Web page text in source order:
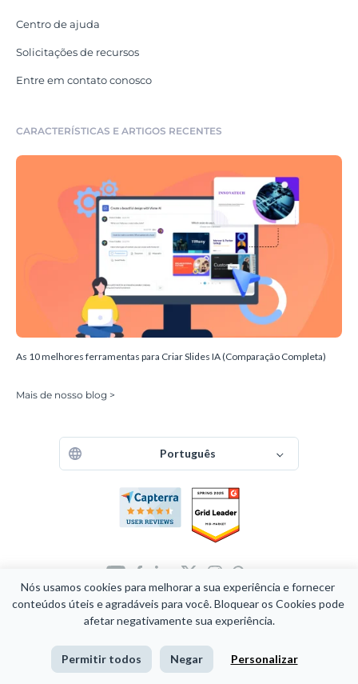
Nós usamos cookies para melhorar a sua experiência e fornecer
conteúdos úteis e agradáveis para você. Bloquear os Cookies pode
afetar negativamente sua experiência.
Permitir todos Negar Personalizar
Centro de ajuda
Solicitações de recursos
Entre em contato conosco
CARACTERÍSTICAS E ARTIGOS RECENTES
As 10 melhores ferramentas para Criar Slides IA (Comparação Completa)
Mais de nosso blog >
Português
Copyright 2026 Easy WebContent, LLC. (DBA Visme). Todos os
direitos reservados. Orgulhosamente feito em Maryland.
Termos de Serviço e Privacidade